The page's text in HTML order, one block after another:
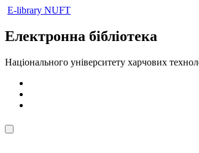
E-library NUFT
Електронна бібліотека
Національного університету харчових